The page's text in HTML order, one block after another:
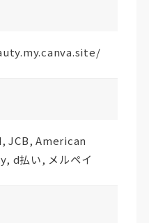
JCB, American
d払い, メルペイ